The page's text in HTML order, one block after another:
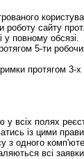
роботу сайту
повному обсязі.
5-ти
протягом
у всіх полях
із цими
з одного
всі